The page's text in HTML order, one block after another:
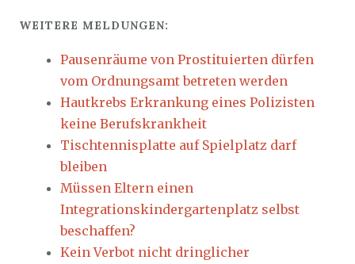
WEITERE MELDUNGEN:
Pausenräume von Prostituierten dürfen
vom Ordnungsamt betreten werden
Hautkrebs Erkrankung eines Polizisten
keine Berufskrankheit
Tischtennisplatte auf Spielplatz darf
bleiben
Müssen Eltern einen
Integrationskindergartenplatz selbst
beschaffen?
Kein Verbot nicht dringlicher